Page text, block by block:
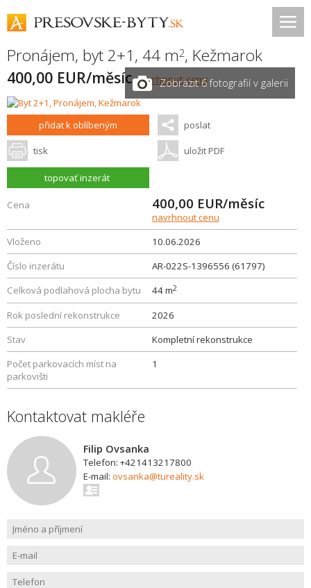
Pronájem, byt 2+1, 44 m2, Kežmarok
400,00 EUR/měsícnavrhnout cenu
Zobrazit 6 fotografií v galerii
přidat k oblíbeným poslat
tisk uložit PDF
topovať inzerát
Cena 400,00 EUR/měsíc
navrhnout cenu
Vloženo
10.06.2026
Číslo inzerátu
AR-022S-1396556 (61797)
Celková podlahová plocha bytu
44 m2
Rok poslední rekonstrukce
2026
Stav
Kompletní rekonstrukce
Počet parkovacích míst na
parkovišti
1
Kontaktovat makléře
Filip Ovsanka
Telefon: +421413217800
E-mail: ovsanka@tureality.sk